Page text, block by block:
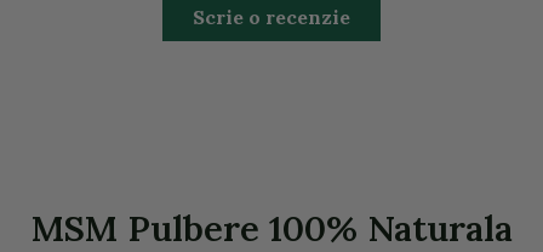
Scrie o recenzie
MSM Pulbere 100% Naturala